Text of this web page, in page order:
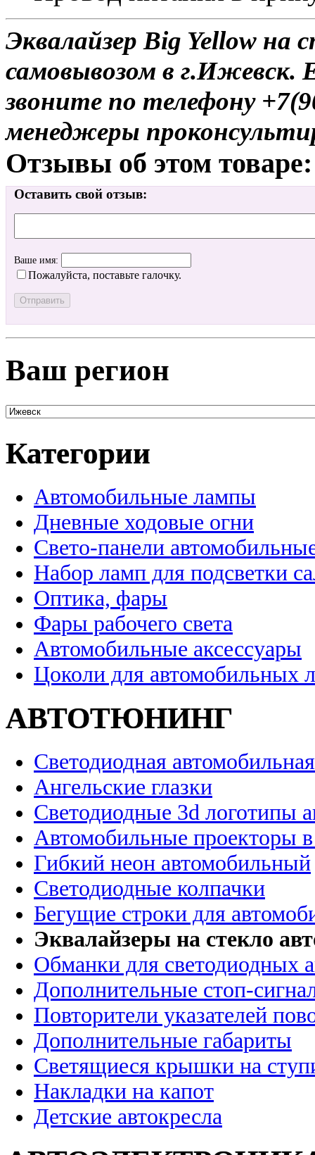
Эквалайзер Big Yellow на
самовывозом в г.Ижевск.
звоните по телефону
менеджеры
Отзывы об этом товаре:
Оставить свой отзыв:
Ваше имя:
Пожалуйста, поставьте галочку.
Ваш регион
Категории
Автомобильные лампы
Дневные ходовые огни
Свето-панели
Набор ламп для подсветки
Оптика, фары
Фары рабочего света
Автомобильные аксессуары
Цоколи для автомобильных
АВТОТЮНИНГ
Светодиодная
Ангельские глазки
Светодиодные 3d логотипы
Автомобильные проекторы
Гибкий неон автомобильный
Светодиодные колпачки
Бегущие строки для
Эквалайзеры на стекло
Обманки для светодиодных
Дополнительные стоп-
Повторители указателей
Дополнительные габариты
Светящиеся крышки на
Накладки на капот
Детские автокресла